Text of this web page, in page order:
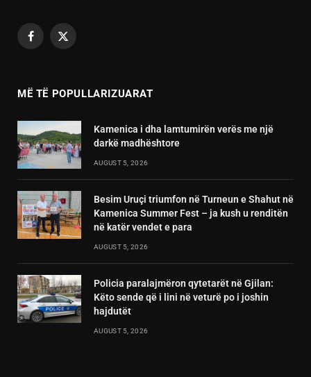
Facebook
X
MË TË POPULLARIZUARAT
Kamenica i dha lamtumirën verës me një
darkë madhështore
AUGUST 5, 2026
Besim Uruçi triumfon në Turneun e Shahut në
Kamenica Summer Fest – ja kush u renditën
në katër vendet e para
AUGUST 5, 2026
Policia paralajmëron qytetarët në Gjilan:
Këto sende që i lini në veturë po i joshin
hajdutët
AUGUST 5, 2026